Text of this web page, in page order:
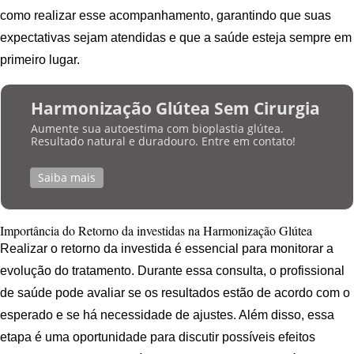
como realizar esse acompanhamento, garantindo que suas
expectativas sejam atendidas e que a saúde esteja sempre em
primeiro lugar.
Harmonização Glútea Sem Cirurgia
Aumente sua autoestima com bioplastia glútea.
Resultado natural e duradouro. Entre em contato!
Saiba mais
Importância do Retorno da investidas na Harmonização Glútea
Realizar o retorno da investida é essencial para monitorar a
evolução do tratamento. Durante essa consulta, o profissional
de saúde pode avaliar se os resultados estão de acordo com o
esperado e se há necessidade de ajustes. Além disso, essa
etapa é uma oportunidade para discutir possíveis efeitos